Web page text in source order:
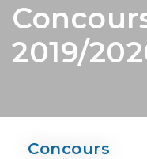
2019/
Concours